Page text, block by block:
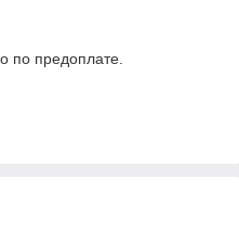
по предоплате.